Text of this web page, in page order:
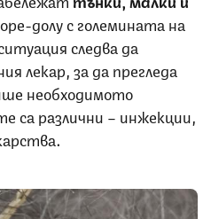
долу с големината на
следва да
лекар, за да прегледа
необходимото
са различни – инжекции,